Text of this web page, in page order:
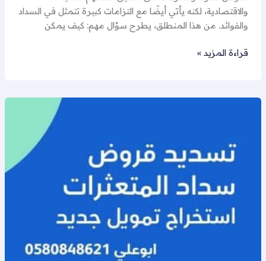
والاقتصادية، لكنه يأتي أيضًا مع التزامات كبيرة تتمثل في السداد
والفوائد. من هذا المنطلق، يطرح سؤال مهم: كيف يمكن
قراءة المزيد »